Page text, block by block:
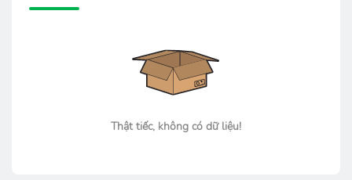
Thật tiếc, không có dữ liệu!